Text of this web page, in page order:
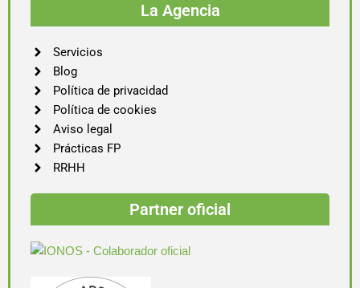
La Agencia
Servicios
Blog
Política de privacidad
Política de cookies
Aviso legal
Prácticas FP
RRHH
Partner oficial